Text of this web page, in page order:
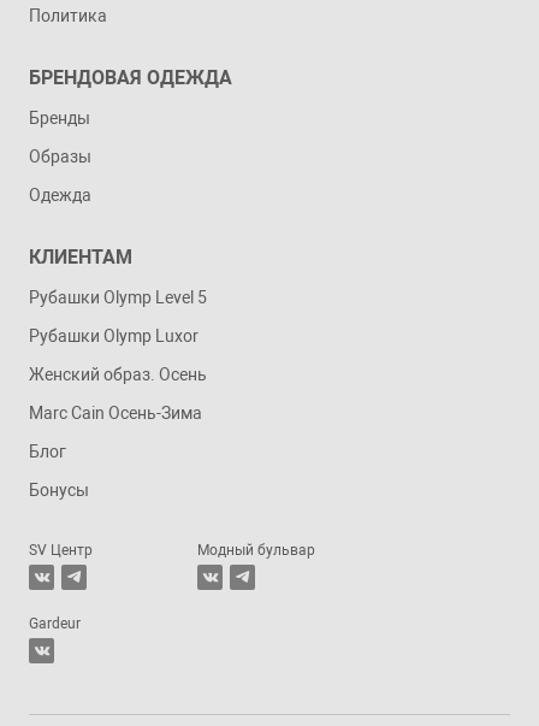
Политика
БРЕНДОВАЯ ОДЕЖДА
Бренды
Образы
Одежда
КЛИЕНТАМ
Рубашки Olymp Level 5
Рубашки Olymp Luxor
Женский образ. Осень
Marc Cain Осень-Зима
Блог
Бонусы
SV Центр Модный бульвар
Gardeur